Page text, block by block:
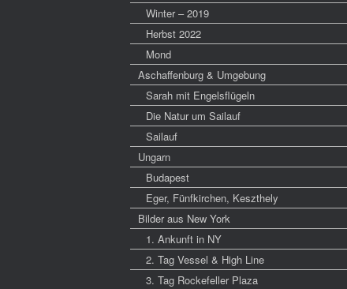
Winter – 2019
Herbst 2022
Mond
Aschaffenburg & Umgebung
Sarah mit Engelsflügeln
Die Natur um Sailauf
Sailauf
Ungarn
Budapest
Eger, Fünfkirchen, Keszthely
Bilder aus New York
1. Ankunft in NY
2. Tag Vessel & High Line
3. Tag Rockefeller Plaza